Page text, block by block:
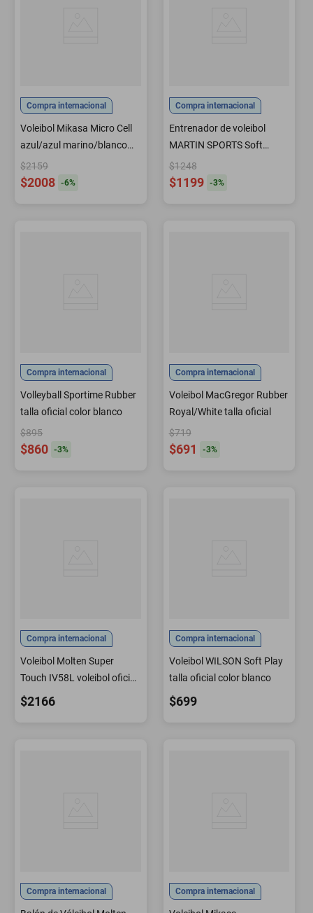
Compra internacional
Voleibol Mikasa Micro Cell
azul/azul marino/blanco
talla oficial
$2159
$2008 -6%
Compra internacional
Entrenador de voleibol
MARTIN SPORTS Soft
sobredimensionado 285 cm
de circunferencia
$1248
$1199 -3%
Compra internacional
Volleyball Sportime Rubber
talla oficial color blanco
$895
$860 -3%
Compra internacional
Voleibol MacGregor Rubber
Royal/White talla oficial
$719
$691 -3%
Compra internacional
Voleibol Molten Super
Touch IV58L voleibol oficial
de EE. UU.
$2166
Compra internacional
Voleibol WILSON Soft Play
talla oficial color blanco
$699
Compra internacional Compra internacional